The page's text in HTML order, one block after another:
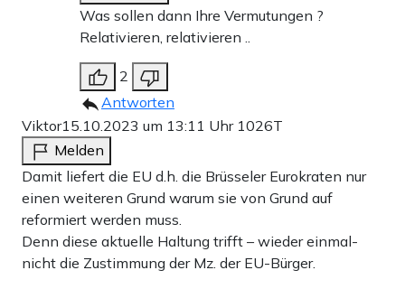
Was sollen dann Ihre Vermutungen ?
Relativieren, relativieren ..
2
Antworten
Viktor15.10.2023 um 13:11 Uhr 1026T
Melden
Damit liefert die EU d.h. die Brüsseler Eurokraten nur
einen weiteren Grund warum sie von Grund auf
reformiert werden muss.
Denn diese aktuelle Haltung trifft – wieder einmal-
nicht die Zustimmung der Mz. der EU-Bürger.